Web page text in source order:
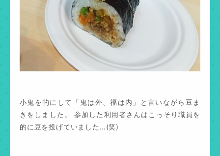
小鬼を的にして「鬼は外、福は内」と言いながら豆ま
きをしました。 参加した利用者さんはこっそり職員を
的に豆を投げていました…(笑)